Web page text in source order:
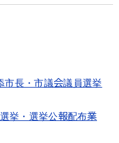
市長・市議会議員選挙
挙・選挙公報配布業